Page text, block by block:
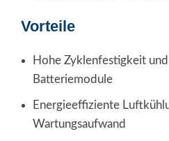
Vorteile
Hohe Zyklenfestigkeit
Batteriemodule
Energieeffiziente
Wartungsaufwand